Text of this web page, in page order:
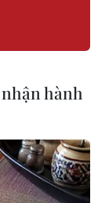
hành